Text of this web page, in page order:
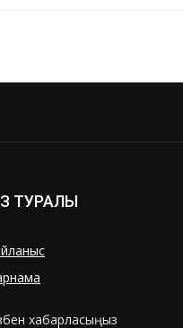
ТУРАЛЫ
хабарласыңыз